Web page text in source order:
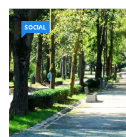
SOCIAL